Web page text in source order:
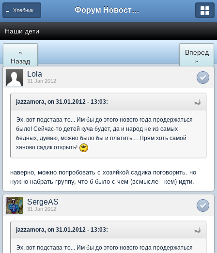
← Хлебниково Форум Новостройки
Наши дети
«
Назад
Вперед
»
Lola
31 Jan 2012
jazzamora, on 31.01.2012 - 13:03:
Эх, вот подстава-то... Им бы до этого нового года продержаться
было! Сейчас-то детей куча будет, да и народ не из самых
бедных, думаю, можно было бы и платить.... Прям хоть самой
заново садик открыть!
наверно, можно попробовать с хозяйкой садика поговорить. но
нужно набрать группу, что б было с чем (всмысле - кем) идти.
SergeAS
31 Jan 2012
jazzamora, on 31.01.2012 - 13:03:
Эх, вот подстава-то... Им бы до этого нового года продержаться